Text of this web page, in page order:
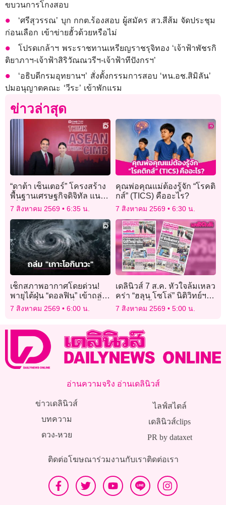
ขบวนการโกงสอบ
‘ศรีสุวรรณ’ บุก กกต.ร้องสอบ ผู้สมัคร สว.สีส้ม จัดประชุม
ก่อนเลือก เข้าข่ายฮั้วด้วยหรือไม่
โปรดเกล้าฯ พระราชทานเหรียญราชรุจิทอง ‘เจ้าฟ้าพัชรกิ
ติยาภาฯ-เจ้าฟ้าสิริวัณณวรีฯ-เจ้าฟ้าทีปังกรฯ’
‘อธิบดีกรมอุทยานฯ’ สั่งตั้งกรรมการสอบ ‘หน.อช.สิมิลัน’
ปมอนุญาตคณะ ‘วีระ’ เข้าพักแรม
ข่าวล่าสุด
“ดาต้า เซ็นเตอร์” โครงสร้าง
พื้นฐานเศรษฐกิจดิจิทัล แนะ
เพิ่มทักษะสำคัญ
7 สิงหาคม 2569 6:35 น.
คุณพ่อคุณแม่ต้องรู้จัก “โรคติ
กส์” (TICS) คืออะไร?
7 สิงหาคม 2569 6:30 น.
เช็กสภาพอากาศโดยด่วน!
พายุไต้ฝุ่น “ดอลฟิน” เข้าถล่ม
“เกาะโอกินาวะ” ญี่ปุ่นวันนี้
7 สิงหาคม 2569 6:00 น.
เดลินิวส์ 7 ส.ค. หัวใจล้มเหลว
คร่า “ฮลุน โซโล่” นิติวิทย์ฯ
ยัน ยังไม่ทิ้งปมสารพิษ-
7 สิงหาคม 2569 5:00 น.
อ่านความจริง อ่านเดลินิวส์
ข่าวเดลินิวส์
บทความ
ดวง-หวย
ไลฟ์สไตล์
เดลินิวส์clips
PR by dataxet
ติดต่อโฆษณาร่วมงานกับเราติดต่อเรา